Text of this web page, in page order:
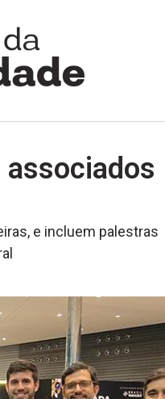
e incluem palestras